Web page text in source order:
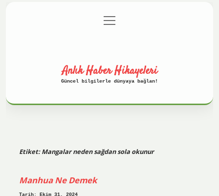
Gizlilik Politikası
menüyü
aç
Anlık Haber Hikayeleri
Güncel bilgilerle dünyaya bağlan!
Etiket:Mangalar neden sağdan sola okunur
Manhua Ne Demek
Tarih: Ekim 31, 2024